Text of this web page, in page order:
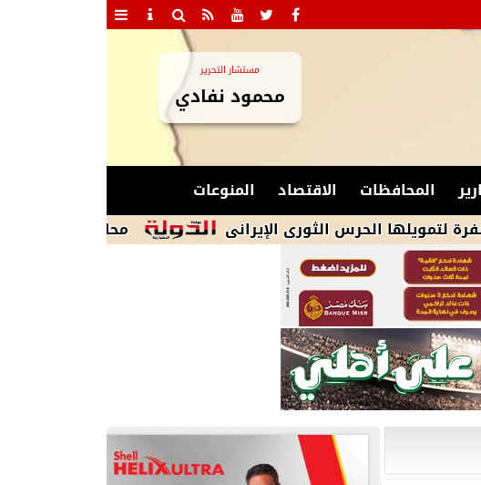
مستشار التحرير
محمود نفادي
المحافظات الاقتصاد
المنوعات
محافظ مطروح يوجه بسرعة
الحرس الثورى الإيرانى